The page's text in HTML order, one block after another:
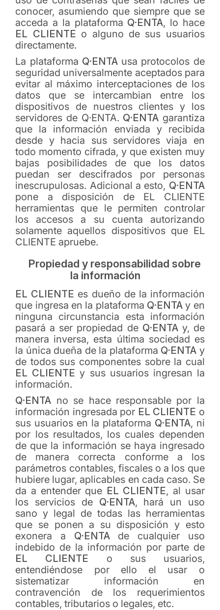
conocer, asumiendo que siempre que se
acceda a la plataforma Q·ENTA, lo hace
EL CLIENTE o alguno de sus usuarios
directamente.
La plataforma Q·ENTAusa protocolos de
seguridad universalmente aceptados para
evitar al máximo interceptaciones de los
datos que se intercambian entre los
dispositivos de nuestros clientes y los
servidores de Q·ENTA. Q·ENTA garantiza
que la información enviada y recibida
desde y hacia sus servidores viaja en
todo momento cifrada, y que existen muy
bajas posibilidades de que los datos
puedan ser descifrados por personas
inescrupulosas. Adicional a esto, Q·ENTA
pone a disposición de EL CLIENTE
herramientas que le permiten controlar
los accesos a su cuenta autorizando
solamente aquellos dispositivos que EL
CLIENTE apruebe.
Propiedad y responsabilidad sobre
la información
EL CLIENTE es dueño de la información
que ingresa en la plataforma Q·ENTA y en
ninguna circunstancia esta información
pasará a ser propiedad de Q·ENTAy, de
manera inversa, esta última sociedad es
la única dueña de la plataforma Q·ENTA y
de todos sus componentes sobre la cual
EL CLIENTE y sus usuarios ingresan la
información.
Q·ENTA no se hace responsable por la
información ingresada por EL CLIENTE o
sus usuarios en la plataforma Q·ENTA, ni
por los resultados, los cuales dependen
de que la información se haya ingresado
de manera correcta conforme a los
parámetros contables, fiscales o a los que
hubiere lugar, aplicables en cada caso. Se
da a entender que EL CLIENTE, al usar
los servicios de Q·ENTA, hará un uso
sano y legal de todas las herramientas
que se ponen a su disposición y esto
exonera a Q·ENTAde cualquier uso
indebido de la información por parte de
EL CLIENTE o sus usuarios,
entendiéndose por ello el usar o
sistematizar información en
contravención de los requerimientos
contables, tributarios o legales, etc.